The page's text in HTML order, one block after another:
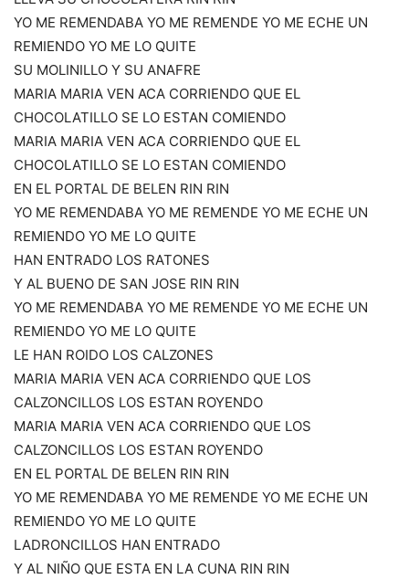
YO ME REMENDABA YO ME REMENDE YO ME ECHE UN
REMIENDO YO ME LO QUITE
SU MOLINILLO Y SU ANAFRE
MARIA MARIA VEN ACA CORRIENDO QUE EL
CHOCOLATILLO SE LO ESTAN COMIENDO
MARIA MARIA VEN ACA CORRIENDO QUE EL
CHOCOLATILLO SE LO ESTAN COMIENDO
EN EL PORTAL DE BELEN RIN RIN
YO ME REMENDABA YO ME REMENDE YO ME ECHE UN
REMIENDO YO ME LO QUITE
HAN ENTRADO LOS RATONES
Y AL BUENO DE SAN JOSE RIN RIN
YO ME REMENDABA YO ME REMENDE YO ME ECHE UN
REMIENDO YO ME LO QUITE
LE HAN ROIDO LOS CALZONES
MARIA MARIA VEN ACA CORRIENDO QUE LOS
CALZONCILLOS LOS ESTAN ROYENDO
MARIA MARIA VEN ACA CORRIENDO QUE LOS
CALZONCILLOS LOS ESTAN ROYENDO
EN EL PORTAL DE BELEN RIN RIN
YO ME REMENDABA YO ME REMENDE YO ME ECHE UN
REMIENDO YO ME LO QUITE
LADRONCILLOS HAN ENTRADO
Y AL NIÑO QUE ESTA EN LA CUNA RIN RIN